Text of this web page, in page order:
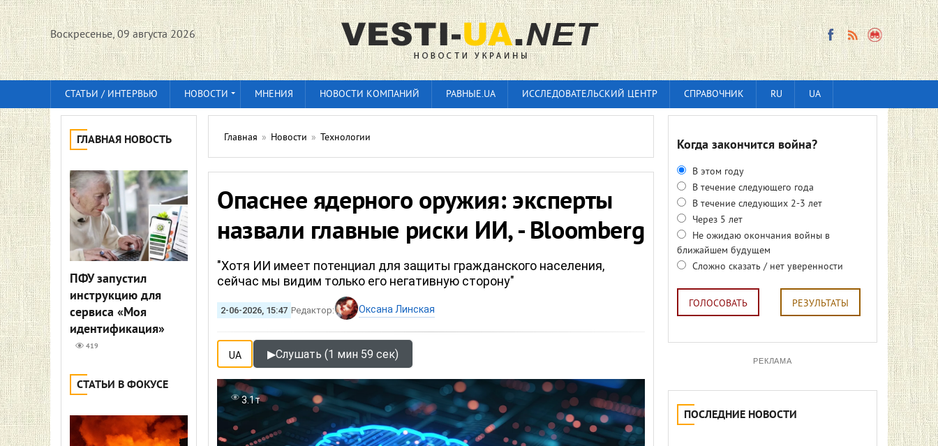
Воскресенье, 09 августа 2026
СТАТЬИ / ИНТЕРВЬЮ НОВОСТИ МНЕНИЯ НОВОСТИ КОМПАНИЙ РАВНЫЕ.UA ИССЛЕДОВАТЕЛЬСКИЙ ЦЕНТР СПРАВОЧНИК RU UA
ГЛАВНАЯ НОВОСТЬ
ПФУ запустил
инструкцию для
сервиса «Моя
идентификация»
419
СТАТЬИ В ФОКУСЕ
Главная » Новости » Технологии
Опаснее ядерного оружия: эксперты
назвали главные риски ИИ, - Bloomberg
"Хотя ИИ имеет потенциал для защиты гражданского населения,
сейчас мы видим только его негативную сторону"
2-06-2026, 15:47 Редактор: Оксана Линская
UA ▶Слушать (1 мин 59 сек)
3.1т
Когда закончится война?
В этом году
В течение следующего года
В течение следующих 2-3 лет
Через 5 лет
Не ожидаю окончания войны в
ближайшем будущем
Сложно сказать / нет уверенности
ГОЛОСОВАТЬ РЕЗУЛЬТАТЫ
РЕКЛАМА
ПОСЛЕДНИЕ НОВОСТИ